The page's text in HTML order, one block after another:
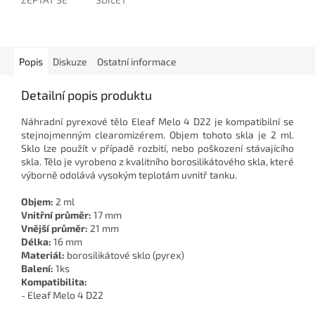
Popis Diskuze Ostatní informace
Detailní popis produktu
Náhradní pyrexové tělo Eleaf Melo 4 D22 je kompatibilní se
stejnojmenným clearomizérem. Objem tohoto skla je 2 ml.
Sklo lze použít v případě rozbití, nebo poškození stávajícího
skla. Tělo je vyrobeno z kvalitního borosilikátového skla, které
výborně odolává vysokým teplotám uvnitř tanku.
Objem: 2 ml
Vnitřní průměr: 17 mm
Vnější průměr: 21 mm
Délka: 16 mm
Materiál: borosilikátové sklo (pyrex)
Balení: 1ks
Kompatibilita:
- Eleaf Melo 4 D22